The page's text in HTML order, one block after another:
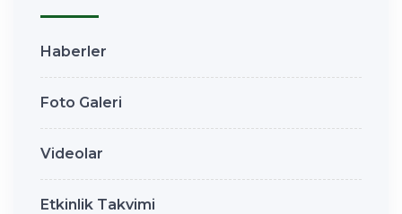
Haberler
Foto Galeri
Videolar
Etkinlik Takvimi